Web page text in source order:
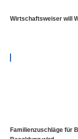
Wirtschaftsweiser will
Familienzuschläge für